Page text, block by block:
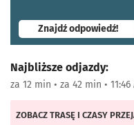
Znajdź odpowiedź!-
Najbliższe odjazdy:
za 12 min • za 42 min • 11:46
ZOBACZ TRASĘ I CZASY